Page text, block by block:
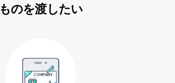
ものを渡したい